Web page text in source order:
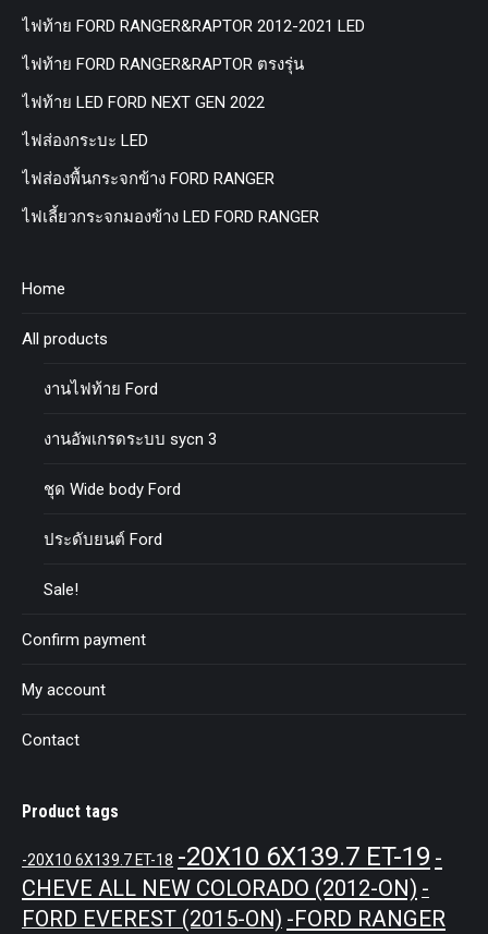
ไฟท้าย FORD RANGER&RAPTOR 2012-2021 LED
ไฟท้าย FORD RANGER&RAPTOR ตรงรุ่น
ไฟท้าย LED FORD NEXT GEN 2022
ไฟส่องกระบะ LED
ไฟส่องพื้นกระจกข้าง FORD RANGER
ไฟเลี้ยวกระจกมองข้าง LED FORD RANGER
Home
All products
งานไฟท้าย Ford
งานอัพเกรดระบบ sycn 3
ชุด Wide body Ford
ประดับยนต์ Ford
Sale!
Confirm payment
My account
Contact
Product tags
-20X10 6X139.7 ET-18 -20X10 6X139.7 ET-19 -
CHEVE ALL NEW COLORADO (2012-ON) -
FORD EVEREST (2015-ON) -FORD RANGER